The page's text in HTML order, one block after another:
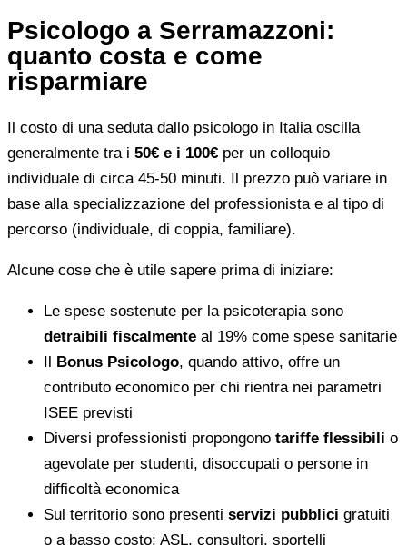
Psicologo a Serramazzoni:
quanto costa e come
risparmiare
Il costo di una seduta dallo psicologo in Italia oscilla
generalmente tra i 50€ e i 100€ per un colloquio
individuale di circa 45-50 minuti. Il prezzo può variare in
base alla specializzazione del professionista e al tipo di
percorso (individuale, di coppia, familiare).
Alcune cose che è utile sapere prima di iniziare:
Le spese sostenute per la psicoterapia sono
detraibili fiscalmente al 19% come spese sanitarie
Il Bonus Psicologo, quando attivo, offre un
contributo economico per chi rientra nei parametri
ISEE previsti
Diversi professionisti propongono tariffe flessibili o
agevolate per studenti, disoccupati o persone in
difficoltà economica
Sul territorio sono presenti servizi pubblici gratuiti
o a basso costo: ASL, consultori, sportelli